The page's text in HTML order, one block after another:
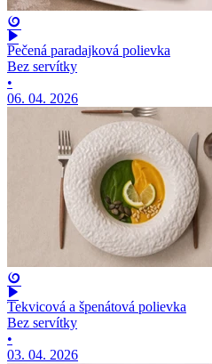
Pečená paradajková polievka
Bez servítky
•
06. 04. 2026
Tekvicová a špenátová polievka
Bez servítky
•
03. 04. 2026